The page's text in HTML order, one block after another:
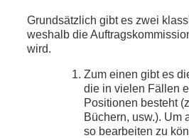
Grundsätzlich gibt es zwei
weshalb die
wird.
Zum einen gibt es
die in vielen Fällen
Positionen besteht
Büchern, usw.). Um
so bearbeiten zu